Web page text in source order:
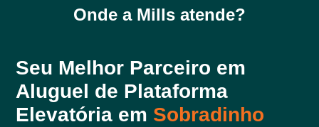
Onde a Mills atende?
Seu Melhor Parceiro em
Aluguel de Plataforma
Elevatória em Sobradinho